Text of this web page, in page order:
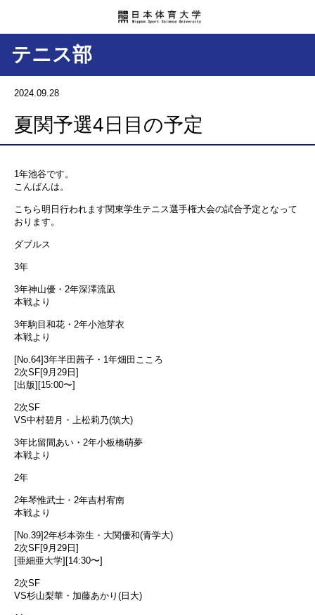
テニス部
2024.09.28
夏関予選4日目の予定
1年池谷です。
こんばんは。
こちら明日行われます関東学生テニス選手権大会の試合予定となって
おります。
ダブルス
3年
3年神山優・2年深澤流凪
本戦より
3年駒目和花・2年小池芽衣
本戦より
[No.64]3年半田茜子・1年畑田こころ
2次SF[9月29日]
[出版][15:00〜]
2次SF
VS中村碧月・上松莉乃(筑大)
3年比留間あい・2年小板橋萌夢
本戦より
2年
2年琴惟武士・2年吉村宥南
本戦より
[No.39]2年杉本弥生・大関優和(青学大)
2次SF[9月29日]
[亜細亜大学][14:30〜]
2次SF
VS杉山梨華・加藤あかり(日大)